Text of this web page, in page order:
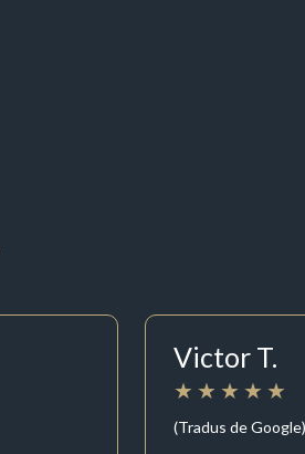
Victor T.
(Tradus de